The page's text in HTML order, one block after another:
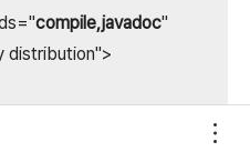
compile,javadoc"
distribution">